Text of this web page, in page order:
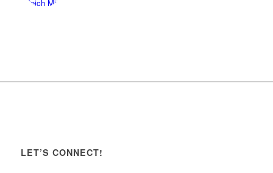
LET’S CONNECT!